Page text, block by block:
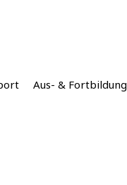
Aus- & Fortbildung